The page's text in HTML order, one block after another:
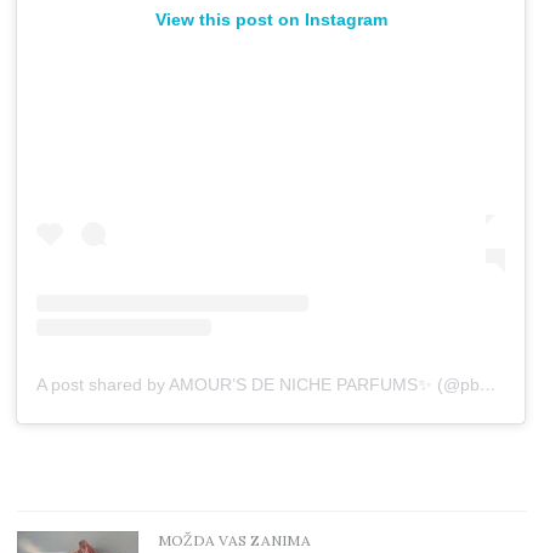
View this post on Instagram
A post shared by AMOUR’S DE NICHE PARFUMS✨ (@pb_topperfumes)
MOŽDA VAS ZANIMA